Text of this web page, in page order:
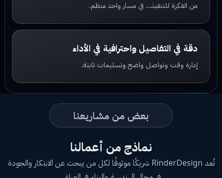
من الفكرة للتنفيذ… في مسار واحد منظم.
دقة في التفاصيل واحترافية في الأداء
إدارة وقت وتواصل واضح وتسليمات ثابتة.
بعض من مشاريعنا
نماذج من أعمالنا
تُعد RinderDesign شريكًا موثوقًا لكل من يبحث عن الابتكار والجودة